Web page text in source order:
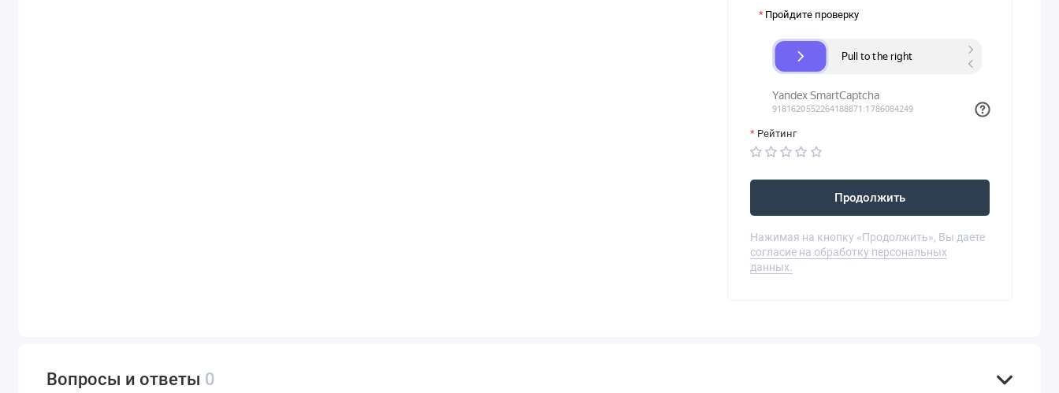
Пройдите проверку
Рейтинг
Продолжить
Нажимая на кнопку «Продолжить», Вы даете
согласие на обработку персональных
данных.
Вопросы и ответы 0